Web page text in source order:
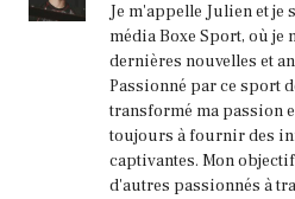
Je m'appelle Julien et
média Boxe Sport, où je
dernières nouvelles et
Passionné par ce sport
transformé ma passion
toujours à fournir des
captivantes. Mon
d'autres passionnés à